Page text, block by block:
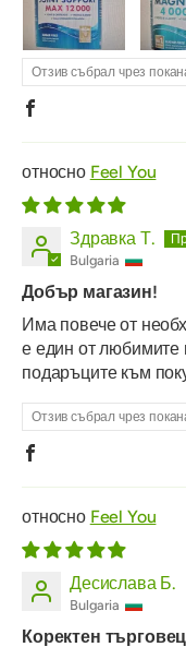
Отзив събрал чрез
Feel You
Здравка Т.
Bulgaria
Добър магазин!
Има повече от
е един от любимите
подаръците към
Отзив събрал чрез
Feel You
Десислава Б.
Bulgaria
Коректен